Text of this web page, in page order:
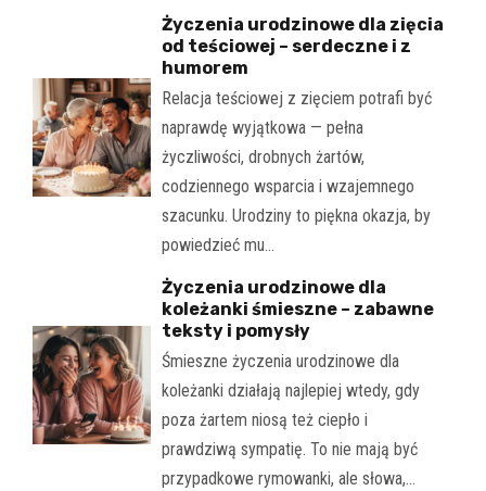
Życzenia urodzinowe dla zięcia
od teściowej – serdeczne i z
humorem
Relacja teściowej z zięciem potrafi być
naprawdę wyjątkowa — pełna
życzliwości, drobnych żartów,
codziennego wsparcia i wzajemnego
szacunku. Urodziny to piękna okazja, by
powiedzieć mu…
Życzenia urodzinowe dla
koleżanki śmieszne – zabawne
teksty i pomysły
Śmieszne życzenia urodzinowe dla
koleżanki działają najlepiej wtedy, gdy
poza żartem niosą też ciepło i
prawdziwą sympatię. To nie mają być
przypadkowe rymowanki, ale słowa,…